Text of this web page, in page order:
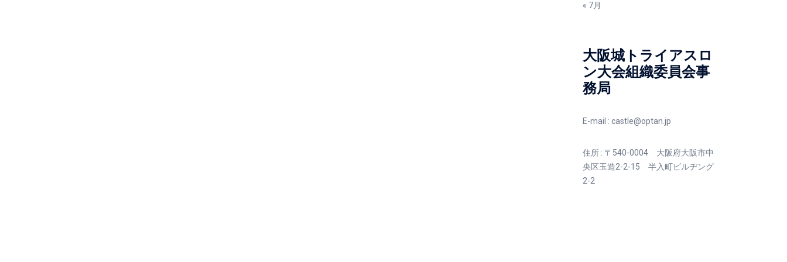
« 7月
大阪城トライアスロ
ン大会組織委員会事
務局
E-mail : castle@optan.jp
住所 : 〒540-0004 大阪府大阪市中
央区玉造2-2-15 半入町ビルヂング
2-2